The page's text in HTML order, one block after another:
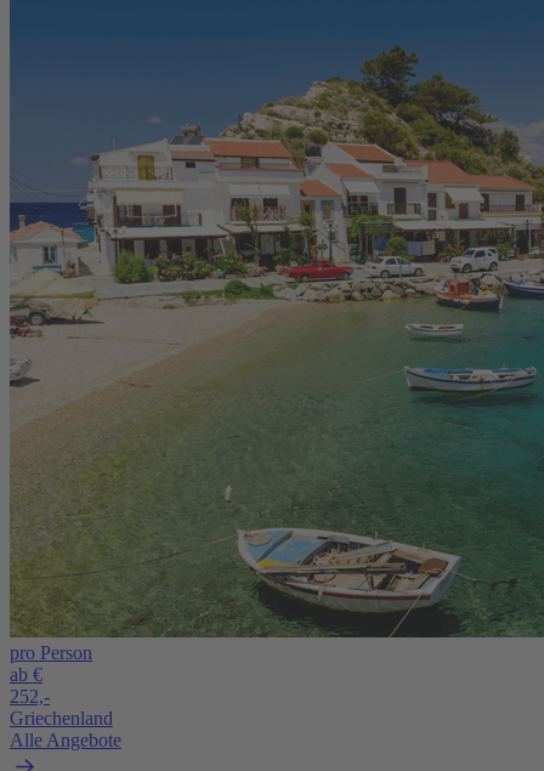
pro Person
ab €
252,-
Griechenland
Alle Angebote